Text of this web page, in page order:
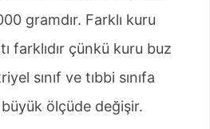
gramdır. Farklı kuru
farklıdır çünkü kuru buz
sınıf ve tıbbi sınıfa
ölçüde değişir.